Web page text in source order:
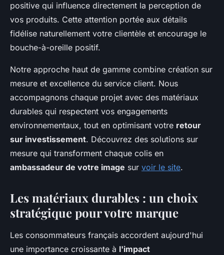
positive qui influence directement la perception de
vos produits. Cette attention portée aux détails
fidélise naturellement votre clientèle et encourage le
bouche-à-oreille positif.
Notre approche haut de gamme combine création sur
mesure et excellence du service client. Nous
accompagnons chaque projet avec des matériaux
durables qui respectent vos engagements
environnementaux, tout en optimisant votre retour
sur investissement. Découvrez des solutions sur
mesure qui transforment chaque colis en
ambassadeur de votre image sur voir le site.
Les matériaux durables : un choix
stratégique pour votre marque
Les consommateurs français accordent aujourd'hui
une importance croissante à l'impact